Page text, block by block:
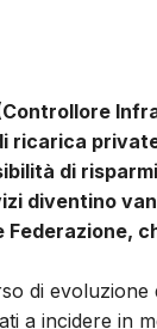
(Controllore
di
diventino
di evoluzione
a incidere in